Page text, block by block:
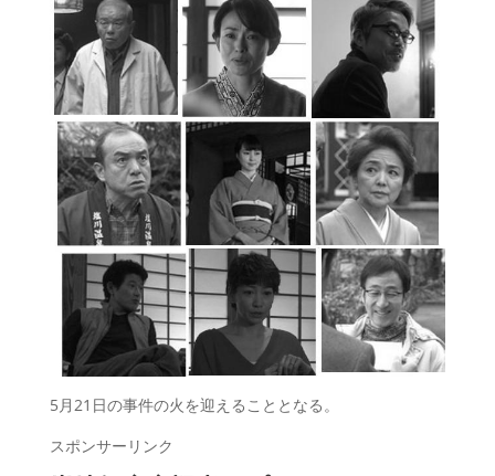
5月21日の事件の火を迎えることとなる。
スポンサーリンク